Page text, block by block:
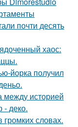
почти десять
хаос:
йорка получил
между историей
- деко.
словах.